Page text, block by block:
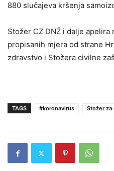
880 slučajeva kršenja
Stožer CZ DNŽ i dalje apelira
propisanih mjera od strane
zdravstvo i Stožera civilne
TAGS #koronavirus Stožer za